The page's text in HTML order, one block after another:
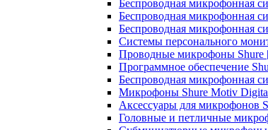
Беспроводная микрофонная
Беспроводная микрофонная
Беспроводная микрофонная
Системы персонального
Проводные микрофоны Shure
Программное обеспечение
Беспроводная микрофонная
Микрофоны Shure Motiv
Аксессуары для микрофонов
Головные и петличные